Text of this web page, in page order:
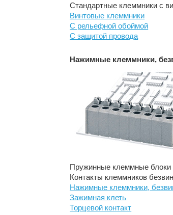
Стандартные клеммники с
Винтовые клеммники
C рельефной обоймой
С защитой провода
Нажимные клеммники,
Пружинные клеммные блоки
Контакты клеммников
Нажимные клеммники,
Зажимная клеть
Торцевой контакт